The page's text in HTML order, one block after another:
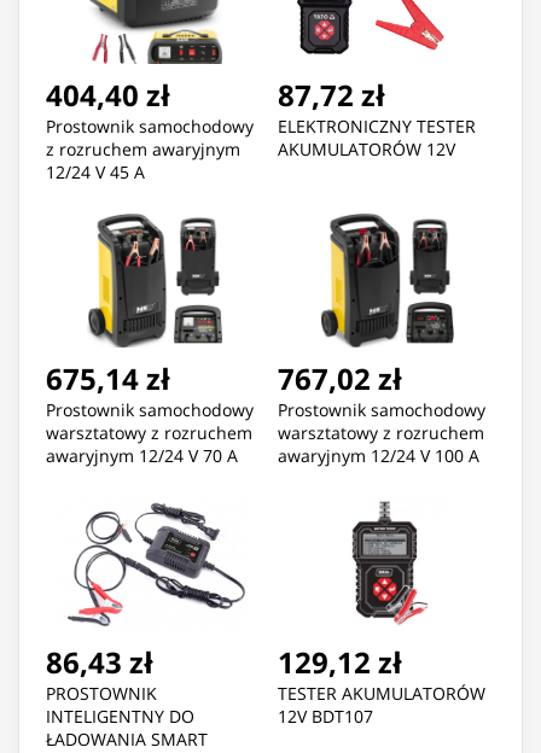
404,40 zł
Prostownik samochodowy
z rozruchem awaryjnym
12/24 V 45 A
87,72 zł
ELEKTRONICZNY TESTER
AKUMULATORÓW 12V
675,14 zł
Prostownik samochodowy
warsztatowy z rozruchem
awaryjnym 12/24 V 70 A
767,02 zł
Prostownik samochodowy
warsztatowy z rozruchem
awaryjnym 12/24 V 100 A
86,43 zł
PROSTOWNIK
INTELIGENTNY DO
ŁADOWANIA SMART
129,12 zł
TESTER AKUMULATORÓW
12V BDT107